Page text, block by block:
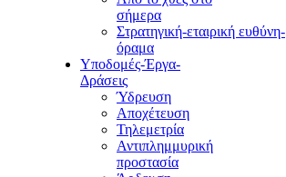
σήμερα
Στρατηγική-εταιρική ευθύνη-
όραμα
Υποδομές-Έργα-
Δράσεις
Ύδρευση
Αποχέτευση
Τηλεμετρία
Αντιπλημμυρική
προστασία